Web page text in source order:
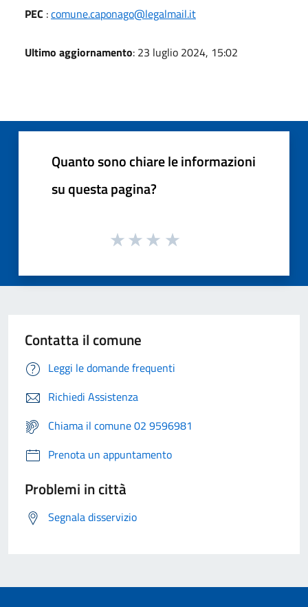
PEC :comune.caponago@legalmail.it
Ultimo aggiornamento: 23 luglio 2024, 15:02
Quanto sono chiare le informazioni
su questa pagina?
Contatta il comune
Leggi le domande frequenti
Richiedi Assistenza
Chiama il comune 02 9596981
Prenota un appuntamento
Problemi in città
Segnala disservizio